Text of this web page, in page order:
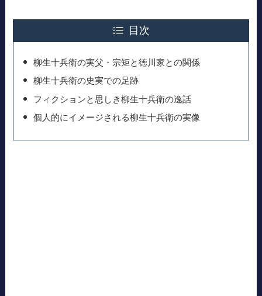
目次
柳生十兵衛の実父・宗矩と徳川家との関係
柳生十兵衛の史実での足跡
フィクションと思しき柳生十兵衛の逸話
個人的にイメージされる柳生十兵衛の実像